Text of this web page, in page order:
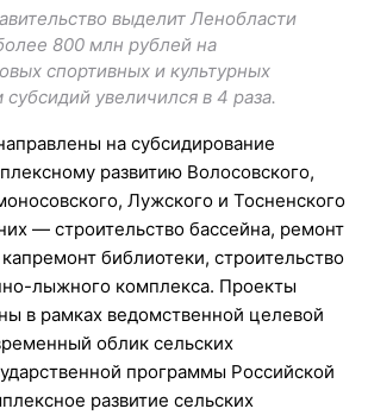
выделит Ленобласти
800 млн рублей на
спортивных и культурных
увеличился в 4 раза.
на субсидирование
развитию Волосовского,
Лужского и Тосненского
— строительство бассейна, ремонт
библиотеки, строительство
лыжного комплекса. Проекты
в рамках ведомственной целевой
облик сельских
программы Российской
развитие сельских